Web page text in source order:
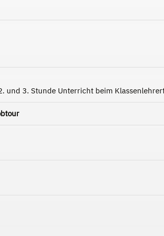
und 3. Stunde Unterricht beim